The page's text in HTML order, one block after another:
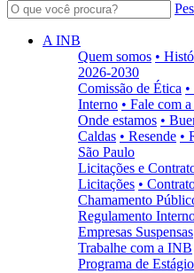
A INB
Quem somos •
2026-2030
Comissão de Ética
Interno • Fale com
Onde estamos •
Caldas • Resende •
São Paulo
Licitações e
Licitações •
Chamamento
Regulamento
Empresas Suspensas
Trabalhe com a INB
Programa de Estágio